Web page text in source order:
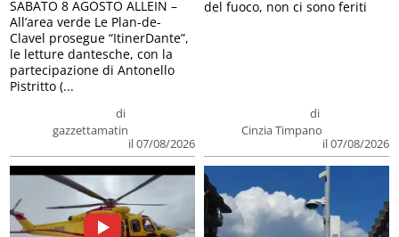
di
gazzettamatin
il 07/08/2026
SABATO 8 AGOSTO ALLEIN –
All’area verde Le Plan-de-
Clavel prosegue “ItinerDante”,
le letture dantesche, con la
partecipazione di Antonello
Pistritto (...
di
Cinzia Timpano
il 07/08/2026
del fuoco, non ci sono feriti